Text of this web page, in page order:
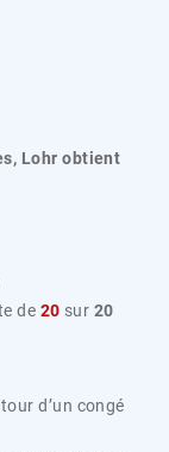
Lohr obtient
de 20 sur 20
d’un congé